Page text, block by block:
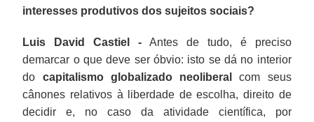
interesses produtivos dos sujeitos sociais?
Luis David Castiel - Antes de tudo, é preciso
demarcar o que deve ser óbvio: isto se dá no interior
do capitalismo globalizado neoliberal
com seus
cânones relativos à liberdade de escolha, direito de
decidir e, no caso da atividade científica, por